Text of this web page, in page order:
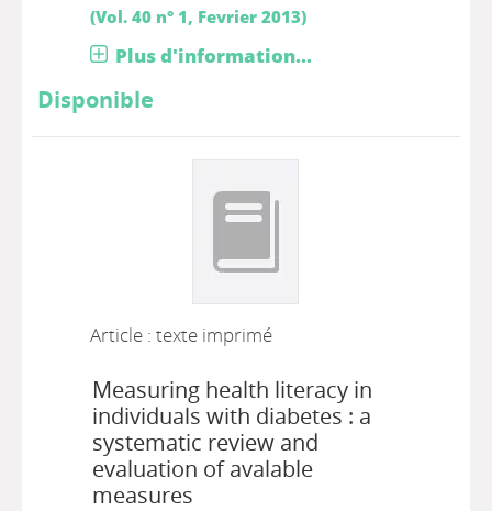
(Vol. 40 n° 1, Fevrier 2013)
Plus d'information...
Disponible
Article : texte imprimé
Measuring health literacy in
individuals with diabetes : a
systematic review and
evaluation of avalable
measures